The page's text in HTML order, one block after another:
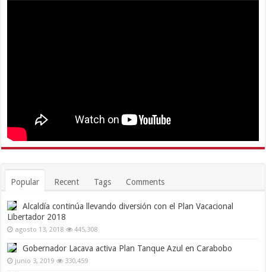
Popular Recent Tags Comments
Alcaldía continúa llevando diversión con el Plan Vacacional
Libertador 2018
agosto 13, 2018 445,308
Gobernador Lacava activa Plan Tanque Azul en Carabobo
junio 3, 2019 330,459